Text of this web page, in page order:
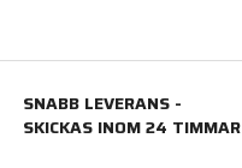
SNABB LEVERANS -
SKICKAS INOM 24 TIMMAR